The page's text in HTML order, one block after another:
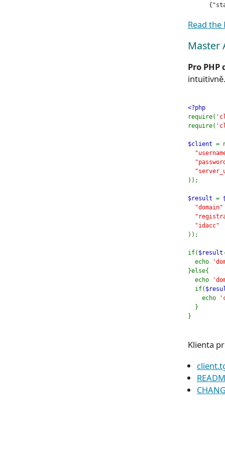
Read
Master
Pro
<?php
require(
require(
$client =
));
$result =
));
if( $result
echo
}else{
echo
if(
echo
}
}
Klienta